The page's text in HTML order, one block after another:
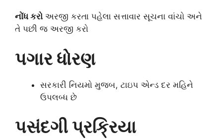
નોંધ કરોઅરજી કરતા પહેલા સત્તાવાર સૂચના વાંચો અને
તે પછી જ અરજી કરો
પગાર ધોરણ
સરકારી નિયમો મુજબ, ટાઇપ એન્ડ દર મહિને
ઉપલબ્ધ છે
પસંદગી પ્રક્રિયા